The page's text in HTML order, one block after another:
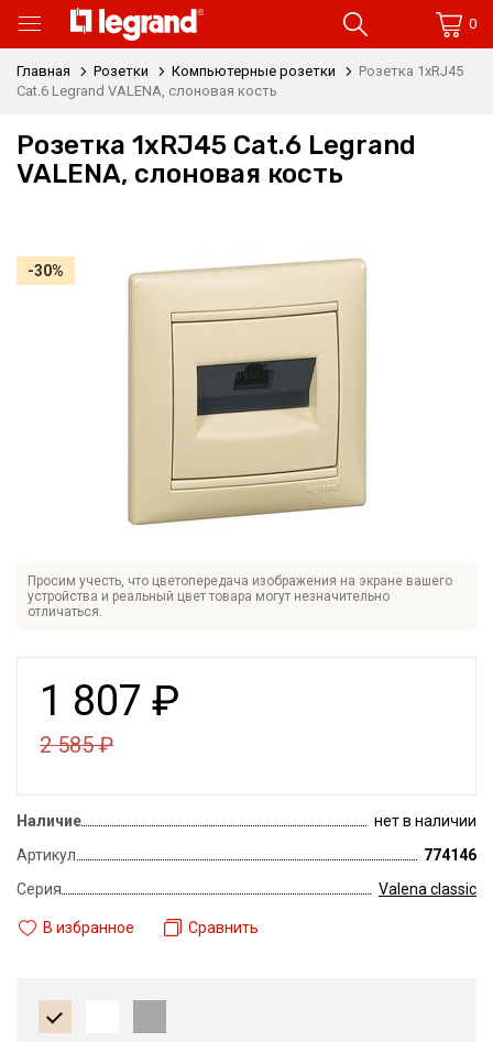
0
Главная Розетки Компьютерные розетки
Розетка 1xRJ45
Cat.6 Legrand VALENA, слоновая кость
Розетка 1xRJ45 Cat.6 Legrand
VALENA, слоновая кость
Просим учесть, что цветопередача изображения на экране вашего
устройства и реальный цвет товара могут незначительно
отличаться.
-30%
1 807 ₽
2 585₽
Наличие
нет в наличии
Артикул
774146
Серия
Valena classic
В избранное Сравнить